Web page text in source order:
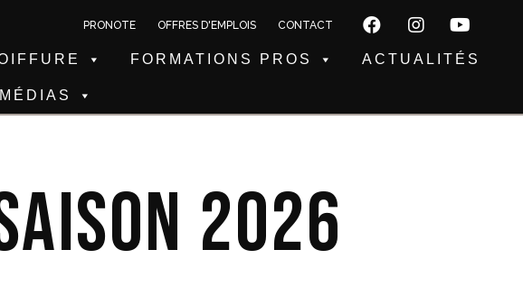
PRONOTE OFFRES D'EMPLOIS CONTACT
FORMATIONS PROS ACTUALITÉS
MÉDIAS
2026